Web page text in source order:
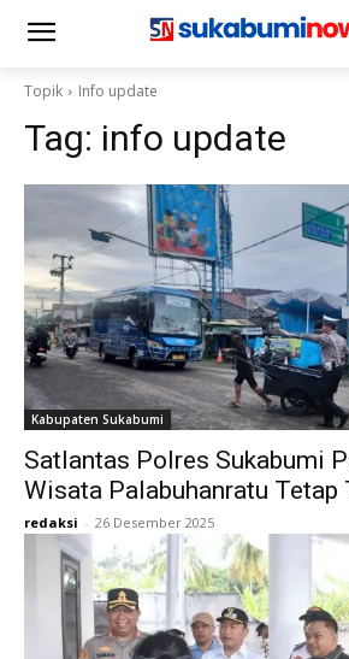
Topik Info update
Tag: info update
Kabupaten Sukabumi
Satlantas Polres Sukabumi
Wisata Palabuhanratu Tetap
redaksi - 26 Desember 2025